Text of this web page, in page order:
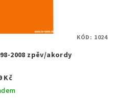
2008 zpěv/akordy
Kč
KÓD: 1024